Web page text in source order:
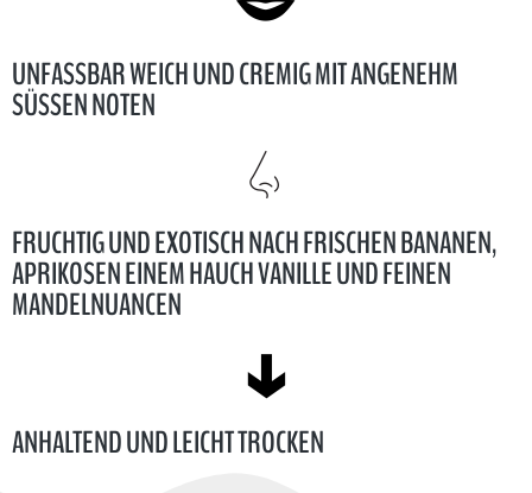
UNFASSBAR WEICH UND CREMIG MIT ANGENEHM
SÜSSEN NOTEN
FRUCHTIG UND EXOTISCH NACH FRISCHEN BANANEN,
APRIKOSEN EINEM HAUCH VANILLE UND FEINEN
MANDELNUANCEN
ANHALTEND UND LEICHT TROCKEN